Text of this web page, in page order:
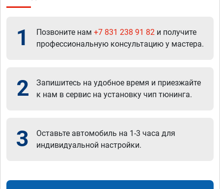
1 Позвоните нам +7 831 238 91 82 и получите
профессиональную консультацию у мастера.
2
Запишитесь на удобное время и приезжайте
к нам в сервис на установку чип тюнинга.
3
Оставьте автомобиль на 1-3 часа для
индивидуальной настройки.